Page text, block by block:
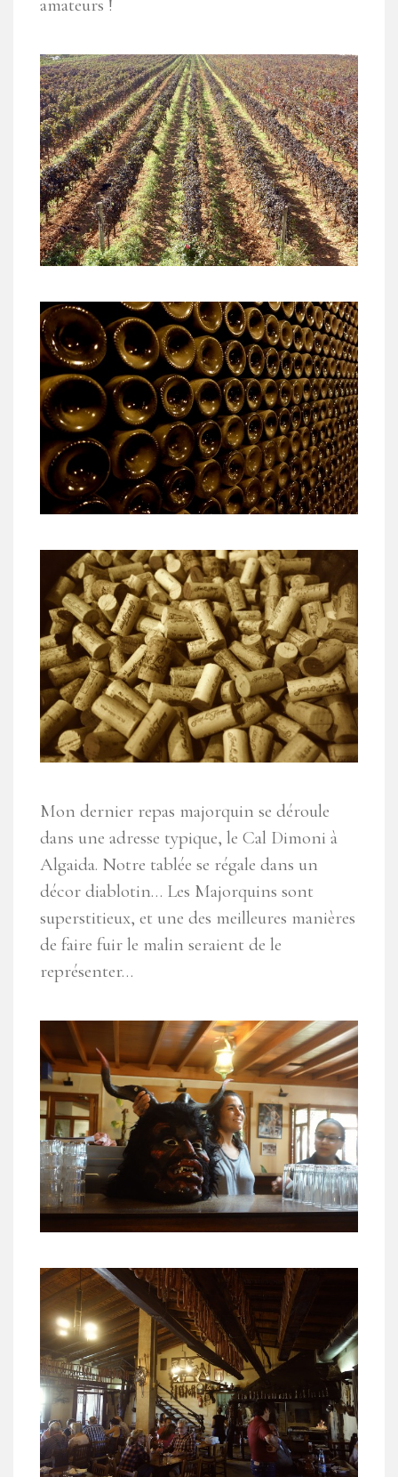
amateurs !
Mon dernier repas majorquin se déroule
dans une adresse typique, le Cal Dimoni à
Algaida. Notre tablée se régale dans un
décor diablotin… Les Majorquins sont
superstitieux, et une des meilleures manières
de faire fuir le malin seraient de le
représenter…